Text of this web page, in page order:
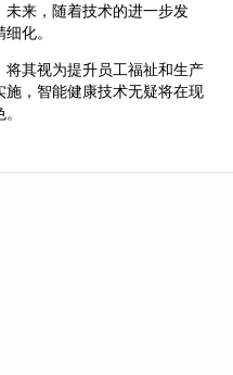
未来，随着技术的进一步发
化。
其视为提升员工福祉和生产
，智能健康技术无疑将在现